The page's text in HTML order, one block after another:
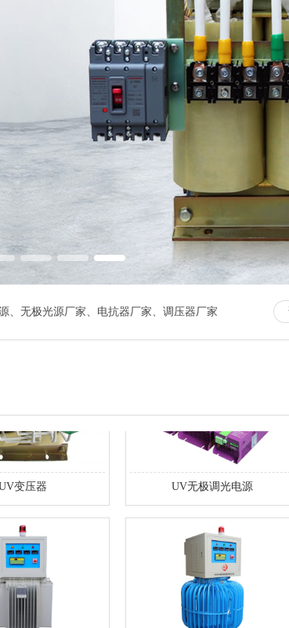
、 无极光源厂家、 电抗器厂家、 调压器厂家
整流变压器
限流电抗器 CKSG串联电抗器
变压器 UV无极调光电源